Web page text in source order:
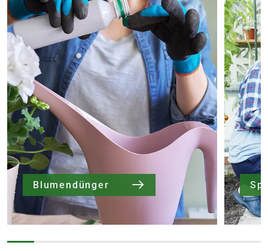
Blumendünger